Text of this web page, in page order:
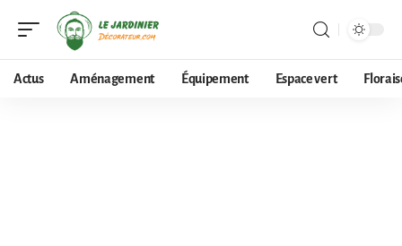
Actus Aménagement Équipement Espace vert